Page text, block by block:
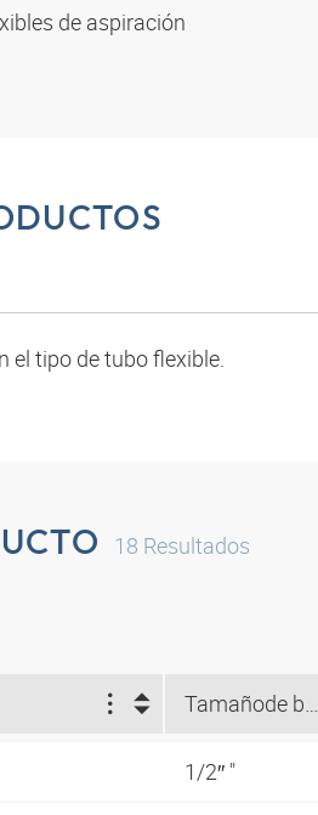
de aspiración
el tipo de tubo flexible.
18 Resultados
Tamañode brida (")
1/2″ "